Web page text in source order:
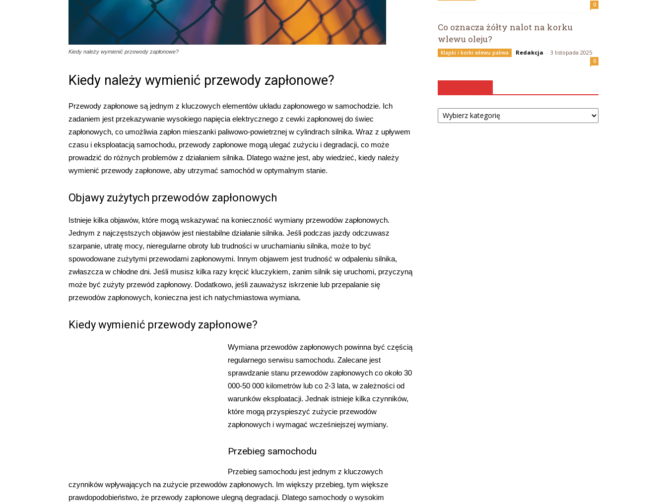
Kiedy należy wymienić przewody zapłonowe?
Kiedy należy wymienić przewody zapłonowe?
Przewody zapłonowe są jednym z kluczowych elementów układu zapłonowego w samochodzie. Ich
zadaniem jest przekazywanie wysokiego napięcia elektrycznego z cewki zapłonowej do świec
zapłonowych, co umożliwia zapłon mieszanki paliwowo-powietrznej w cylindrach silnika. Wraz z upływem
czasu i eksploatacją samochodu, przewody zapłonowe mogą ulegać zużyciu i degradacji, co może
prowadzić do różnych problemów z działaniem silnika. Dlatego ważne jest, aby wiedzieć, kiedy należy
wymienić przewody zapłonowe, aby utrzymać samochód w optymalnym stanie.
Objawy zużytych przewodów zapłonowych
Istnieje kilka objawów, które mogą wskazywać na konieczność wymiany przewodów zapłonowych.
Jednym z najczęstszych objawów jest niestabilne działanie silnika. Jeśli podczas jazdy odczuwasz
szarpanie, utratę mocy, nieregularne obroty lub trudności w uruchamianiu silnika, może to być
spowodowane zużytymi przewodami zapłonowymi. Innym objawem jest trudność w odpaleniu silnika,
zwłaszcza w chłodne dni. Jeśli musisz kilka razy kręcić kluczykiem, zanim silnik się uruchomi, przyczyną
może być zużyty przewód zapłonowy. Dodatkowo, jeśli zauważysz iskrzenie lub przepalanie się
przewodów zapłonowych, konieczna jest ich natychmiastowa wymiana.
Kiedy wymienić przewody zapłonowe?
Wymiana przewodów zapłonowych powinna być częścią
regularnego serwisu samochodu. Zalecane jest
sprawdzanie stanu przewodów zapłonowych co około 30
000-50 000 kilometrów lub co 2-3 lata, w zależności od
warunków eksploatacji. Jednak istnieje kilka czynników,
które mogą przyspieszyć zużycie przewodów
zapłonowych i wymagać wcześniejszej wymiany.
Przebieg samochodu
Przebieg samochodu jest jednym z kluczowych
czynników wpływających na zużycie przewodów zapłonowych. Im większy przebieg, tym większe
prawdopodobieństwo, że przewody zapłonowe ulegną degradacji. Dlatego samochody o wysokim
0
Co oznacza żółty nalot na korku
wlewu oleju?
Klapki i korki wlewu paliwa Redakcja - 3 listopada 2025
0
Kategorie